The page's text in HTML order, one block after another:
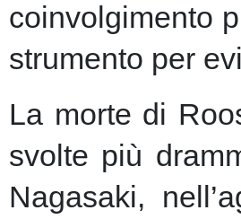
coinvolgimento
strumento per
La morte di
svolte più
Nagasaki,